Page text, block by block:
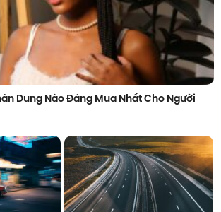
Dung Nào Đáng Mua Nhất Cho Người